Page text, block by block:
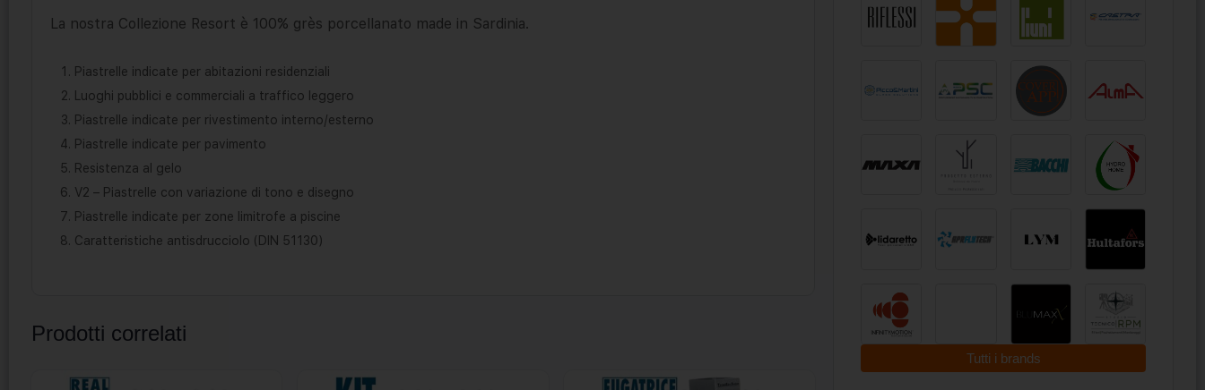
La nostra Collezione Resort è 100% grès porcellanato made in Sardinia.
Piastrelle indicate per abitazioni residenziali
Luoghi pubblici e commerciali a traffico leggero
Piastrelle indicate per rivestimento interno/esterno
Piastrelle indicate per pavimento
Resistenza al gelo
V2 – Piastrelle con variazione di tono e disegno
Piastrelle indicate per zone limitrofe a piscine
Caratteristiche antisdrucciolo (DIN 51130)
Prodotti correlati
Tutti i brands